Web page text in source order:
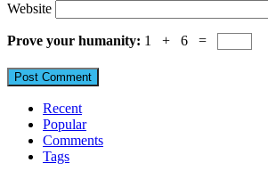
Website
Prove your humanity: 1 + 6 =
Recent
Popular
Comments
Tags